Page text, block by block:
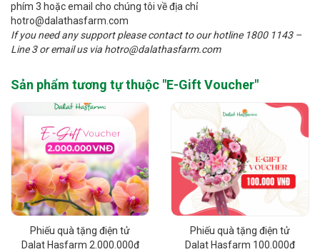
phím 3 hoặc email cho chúng tôi về địa chỉ
hotro@dalathasfarm.com
If you need any support please contact to our hotline 1800 1143 –
Line 3 or email us via hotro@dalathasfarm.com
Sản phẩm tương tự thuộc "E-Gift Voucher"
Phiếu quà tặng điện tử
Dalat Hasfarm 2.000.000đ
Phiếu quà tặng điện tử
Dalat Hasfarm 100.000đ